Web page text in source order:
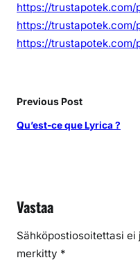
https://
https://
https://
Previous Post
Qu’est-ce que Lyrica ?
Vastaa
Sähköpostiosoitettasi ei
merkitty *